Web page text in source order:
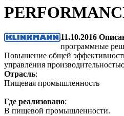
11.10.2016
программные
Повышение общей
управления
Отрасль:
Пищевая промышленность
Где реализовано:
В пищевой промышленности.